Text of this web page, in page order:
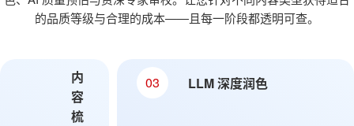
的品质等级与合理的成本——且每一阶段都透明可查。
内
容
梳
03 LLM 深度润色